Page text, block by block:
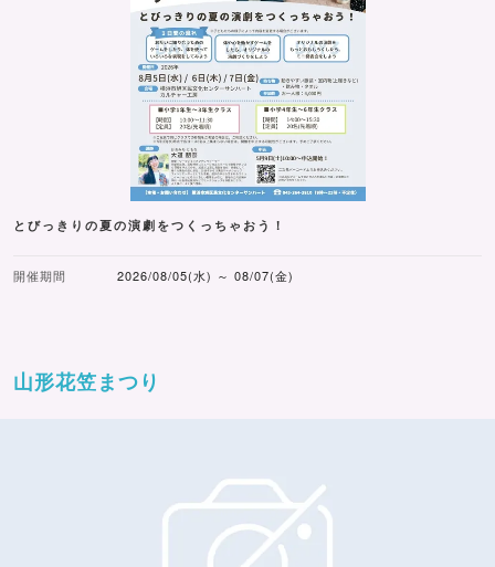
とびっきりの夏の演劇をつくっちゃおう！
開催期間 2026/08/05(水) ～ 08/07(金)
山形花笠まつり